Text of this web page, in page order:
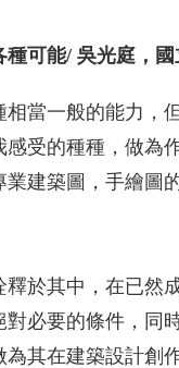
種可能/ 吳光庭，
當一般的能力，
受的種種，做為
建築圖，手繪圖
於其中，在已然
必要的條件，同
其在建築設計創